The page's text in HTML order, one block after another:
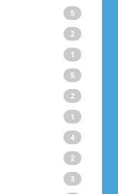
5
2
1
5
2
1
4
2
3